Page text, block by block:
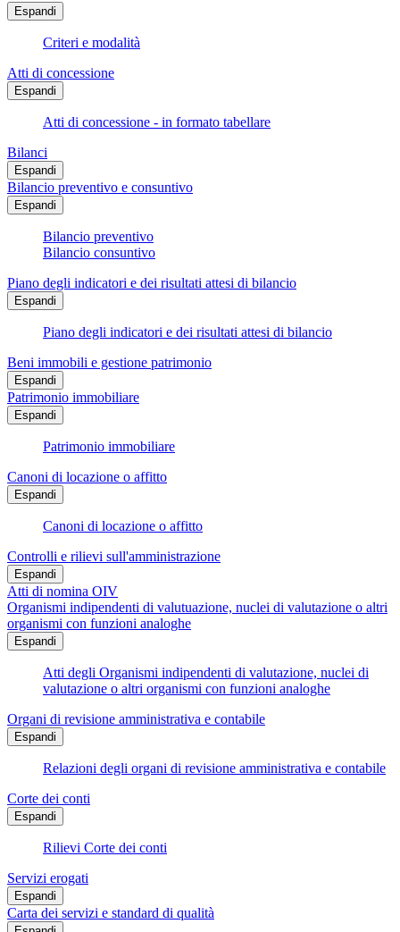
Espandi
Criteri e modalità
Atti di concessione
Espandi
Atti di concessione - in formato tabellare
Bilanci
Espandi
Bilancio preventivo e consuntivo
Espandi
Bilancio preventivo
Bilancio consuntivo
Piano degli indicatori e dei risultati attesi di bilancio
Espandi
Piano degli indicatori e dei risultati attesi di bilancio
Beni immobili e gestione patrimonio
Espandi
Patrimonio immobiliare
Espandi
Patrimonio immobiliare
Canoni di locazione o affitto
Espandi
Canoni di locazione o affitto
Controlli e rilievi sull'amministrazione
Espandi
Atti di nomina OIV
Organismi indipendenti di valutuazione, nuclei di valutazione o altri
organismi con funzioni analoghe
Espandi
Atti degli Organismi indipendenti di valutazione, nuclei di
valutazione o altri organismi con funzioni analoghe
Organi di revisione amministrativa e contabile
Espandi
Relazioni degli organi di revisione amministrativa e contabile
Corte dei conti
Espandi
Rilievi Corte dei conti
Servizi erogati
Espandi
Carta dei servizi e standard di qualità